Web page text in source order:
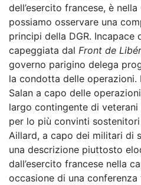
dell’esercito francese, è nella
possiamo osservare una
principi della DGR. Incapace
capeggiata dal Front de
governo parigino delega
la condotta delle operazioni.
Salan a capo delle
largo contingente di veterani
per lo più convinti sostenitori
Aillard, a capo dei militari di
una descrizione piuttosto
dall’esercito francese nella
occasione di una